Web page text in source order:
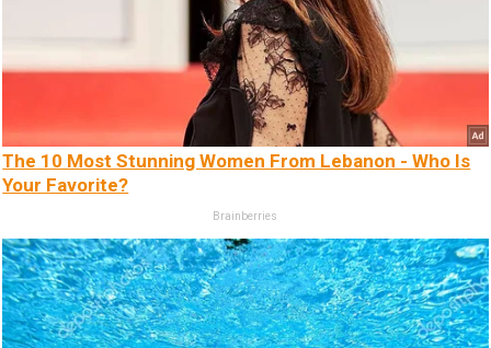
The 10 Most Stunning Women From Lebanon - Who Is
Your Favorite?
Brainberries